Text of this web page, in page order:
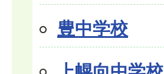
豊中学校